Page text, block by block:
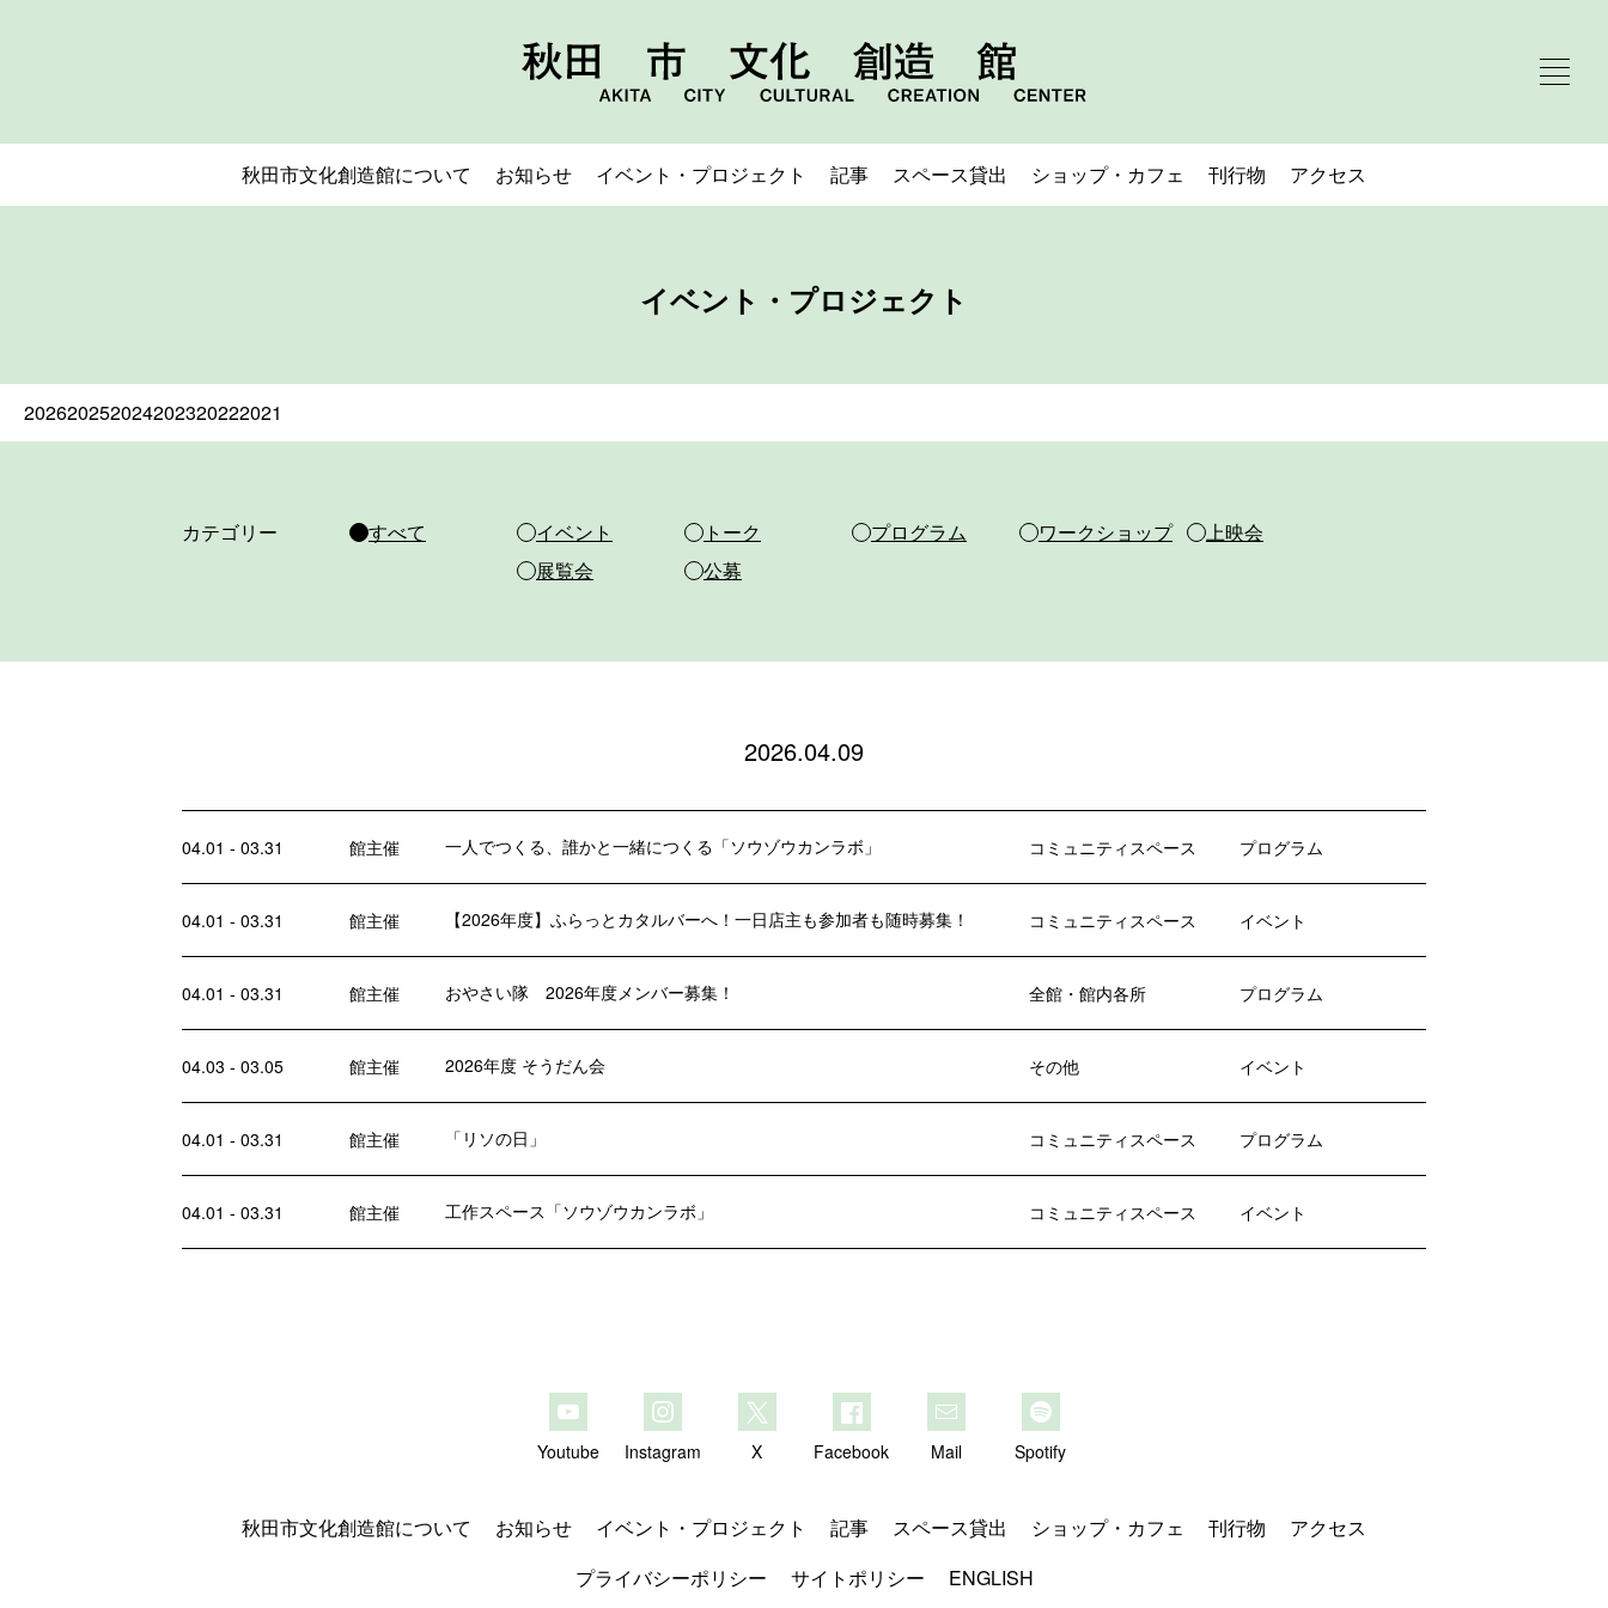
秋田市文化創造館について お知らせ イベント・プロジェクト 記事 スペース貸出 ショップ・カフェ 刊行物 アクセス
イベント・プロジェクト
202620252024202320222021
カテゴリー すべて イベント トーク プログラム ワークショップ
上映会
展覧会
公募
2026.04.09
04.01 - 03.31 館主催 一人でつくる、誰かと一緒につくる「ソウゾウカンラボ」 コミュニティスペース プログラム
04.01 - 03.31 館主催 【2026年度】ふらっとカタルバーへ！一日店主も参加者も随時募集！ コミュニティスペース イベント
04.01 - 03.31 館主催 おやさい隊 2026年度メンバー募集！ 全館・館内各所 プログラム
04.03 - 03.05 館主催 2026年度 そうだん会 その他 イベント
04.01 - 03.31 館主催 「リソの日」 コミュニティスペース プログラム
04.01 - 03.31 館主催 工作スペース「ソウゾウカンラボ」 コミュニティスペース イベント
Youtube Instagram X Facebook Mail Spotify
秋田市文化創造館について お知らせ イベント・プロジェクト 記事 スペース貸出 ショップ・カフェ 刊行物
アクセス
プライバシーポリシー
サイトポリシー ENGLISH